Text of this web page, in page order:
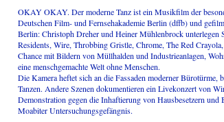
OKAY OKAY. Der moderne Tanz ist ein Musikfilm der
Deutschen Film- und Fernsehakademie Berlin (dffb) und
Berlin: Christoph Dreher und Heiner Mühlenbrock unterlegen
Residents, Wire, Throbbing Gristle, Chrome, The Red
Chance mit Bildern von Müllhalden und Industrieanlagen,
eine menschgemachte Welt ohne Menschen.
Die Kamera heftet sich an die Fassaden moderner Bürotürme,
Tanzen. Andere Szenen dokumentieren ein Livekonzert von
Demonstration gegen die Inhaftierung von Hausbesetzern und
Moabiter Untersuchungsgefängnis.